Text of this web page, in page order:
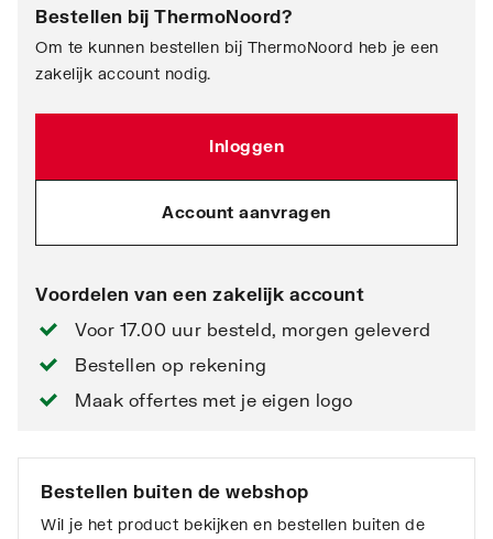
Bestellen bij ThermoNoord?
Om te kunnen bestellen bij ThermoNoord heb je een
zakelijk account nodig.
Inloggen
Account aanvragen
Voordelen van een zakelijk account
Voor 17.00 uur besteld, morgen geleverd
Bestellen op rekening
Maak offertes met je eigen logo
Bestellen buiten de webshop
Wil je het product bekijken en bestellen buiten de